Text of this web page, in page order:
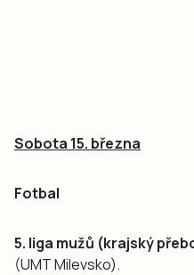
Sobota 15. března
Fotbal
5. liga mužů (krajský
(UMT Milevsko).